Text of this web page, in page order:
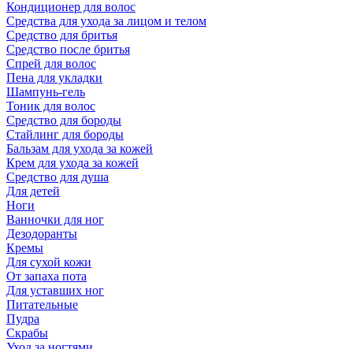
Кондиционер для волос
Средства для ухода за лицом и телом
Средство для бритья
Средство после бритья
Спрей для волос
Пена для укладки
Шампунь-гель
Тоник для волос
Средство для бороды
Стайлинг для бороды
Бальзам для ухода за кожей
Крем для ухода за кожей
Средство для душа
Для детей
Ноги
Ванночки для ног
Дезодоранты
Кремы
Для сухой кожи
От запаха пота
Для уставших ног
Питательные
Пудра
Скрабы